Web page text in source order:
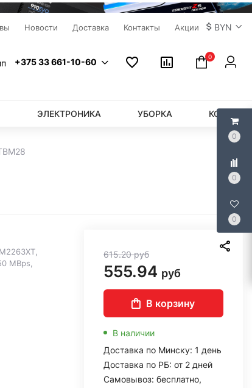
0
0
0
Новости Доставка Контакты Акции BYN
+375 33 661-10-60
0
ЭЛЕКТРОНИКА УБОРКА
MBps,
615.20руб
555.94 руб
В корзину
В наличии
Доставка по Минску: 1 день
Доставка по РБ: от 2 дней
Самовывоз: бесплатно,